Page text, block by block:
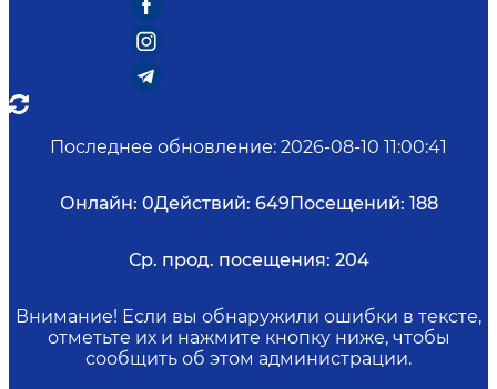
Последнее обновление: 2026-08-10 11:00:41
Онлайн: 0Действий: 649Посещений: 188
Ср. прод. посещения: 204
Внимание! Если вы обнаружили ошибки в тексте,
отметьте их и нажмите кнопку ниже, чтобы
сообщить об этом администрации.